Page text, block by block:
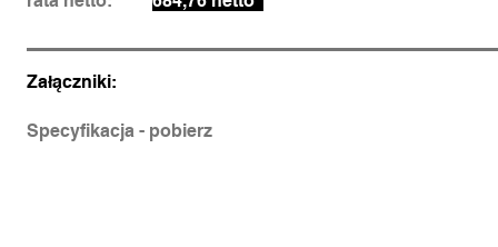
Załączniki:
Specyfikacja - pobierz